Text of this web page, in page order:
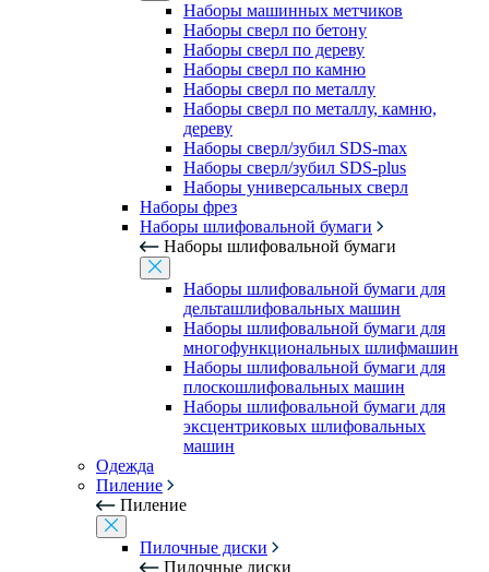
Наборы машинных метчиков
Наборы сверл по бетону
Наборы сверл по дереву
Наборы сверл по камню
Наборы сверл по металлу
Наборы сверл по металлу, камню,
дереву
Наборы сверл/зубил SDS-max
Наборы сверл/зубил SDS-plus
Наборы универсальных сверл
Наборы фрез
Наборы шлифовальной бумаги
Наборы шлифовальной бумаги
Наборы шлифовальной бумаги для
дельташлифовальных машин
Наборы шлифовальной бумаги для
многофункциональных шлифмашин
Наборы шлифовальной бумаги для
плоскошлифовальных машин
Наборы шлифовальной бумаги для
эксцентриковых шлифовальных
машин
Одежда
Пиление
Пиление
Пилочные диски
Пилочные диски